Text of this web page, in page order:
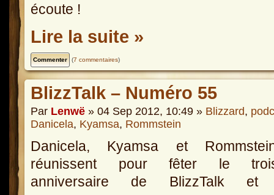
écoute !
Lire la suite »
(7 commentaires)
BlizzTalk – Numéro 55
Par Lenwë » 04 Sep 2012, 10:49 » Blizzard,
Danicela, Kyamsa, Rommstein
Danicela, Kyamsa et
réunissent pour fêter le
anniversaire de BlizzTalk et